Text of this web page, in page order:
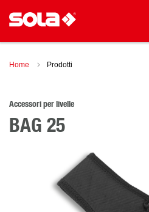
Home Prodotti
Accessori per livelle
BAG 25